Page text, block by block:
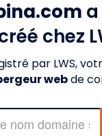
chez
par LWS,
webde